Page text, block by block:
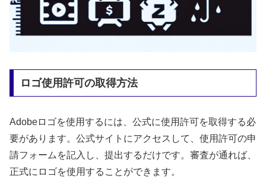
ロゴ使用許可の取得方法
Adobeロゴを使用するには、公式に使用許可を取得する必
要があります。公式サイトにアクセスして、使用許可の申
請フォームを記入し、提出するだけです。審査が通れば、
正式にロゴを使用することができます。